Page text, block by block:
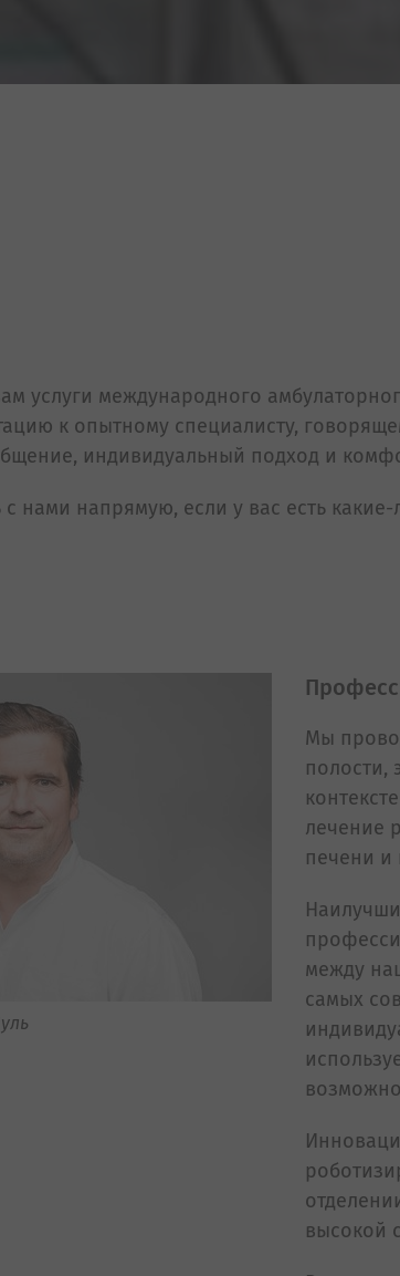
услуги международного
к опытному специалисту,
индивидуальный подход и
с нами напрямую, если у вас есть
Mы
полости,
лечение
печени и
между
самых
высокой